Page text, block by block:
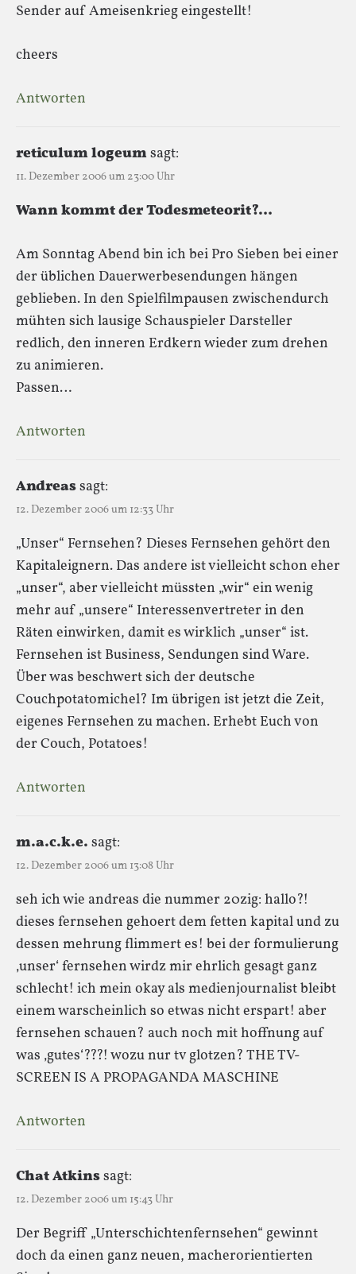
Sender auf Ameisenkrieg eingestellt!
cheers
Antworten
reticulum logeumsagt:
11. Dezember 2006 um 23:00 Uhr
Wann kommt der Todesmeteorit?…
Am Sonntag Abend bin ich bei Pro Sieben bei einer
der üblichen Dauerwerbesendungen hängen
geblieben. In den Spielfilmpausen zwischendurch
mühten sich lausige Schauspieler Darsteller
redlich, den inneren Erdkern wieder zum drehen
zu animieren.
Passen…
Antworten
Andreassagt:
12. Dezember 2006 um 12:33 Uhr
„Unser“ Fernsehen? Dieses Fernsehen gehört den
Kapitaleignern. Das andere ist vielleicht schon eher
„unser“, aber vielleicht müssten „wir“ ein wenig
mehr auf „unsere“ Interessenvertreter in den
Räten einwirken, damit es wirklich „unser“ ist.
Fernsehen ist Business, Sendungen sind Ware.
Über was beschwert sich der deutsche
Couchpotatomichel? Im übrigen ist jetzt die Zeit,
eigenes Fernsehen zu machen. Erhebt Euch von
der Couch, Potatoes!
Antworten
m.a.c.k.e. sagt:
12. Dezember 2006 um 13:08 Uhr
seh ich wie andreas die nummer 20zig: hallo?!
dieses fernsehen gehoert dem fetten kapital und zu
dessen mehrung flimmert es! bei der formulierung
‚unser‘ fernsehen wirdz mir ehrlich gesagt ganz
schlecht! ich mein okay als medienjournalist bleibt
einem warscheinlich so etwas nicht erspart! aber
fernsehen schauen? auch noch mit hoffnung auf
was ‚gutes‘???! wozu nur tv glotzen? THE TV-
SCREEN IS A PROPAGANDA MASCHINE
Antworten
Chat Atkinssagt:
12. Dezember 2006 um 15:43 Uhr
Der Begriff „Unterschichtenfernsehen“ gewinnt
doch da einen ganz neuen, macherorientierten